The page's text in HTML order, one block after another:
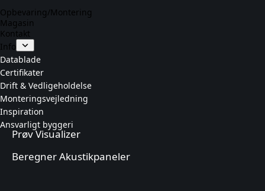
Opbevaring/Montering
Magasin
Kontakt
Info
Datablade
Certifikater
Drift & Vedligeholdelse
Monteringsvejledning
Inspiration
Ansvarligt byggeri
Prøv Visualizer
Beregner Akustikpaneler